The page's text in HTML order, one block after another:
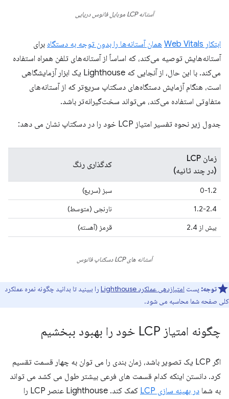
آستانه LCP موبایل فانوس دریایی
ابتکار Web Vitals همان آستانه‌ها را بدون توجه به دستگاه برای
آستانه‌هایش توصیه می‌کند، که اساساً از آستانه‌های تلفن همراه استفاده
می‌کند. با این حال، از آنجایی که Lighthouse یک ابزار آزمایشگاهی
است، هنگام آزمایش دستگاه‌های دسکتاپ سریع‌تر که از آستانه‌های
متفاوتی استفاده می‌کند، می‌تواند سخت‌گیرانه‌تر باشد.
جدول زیر نحوه تفسیر امتیاز LCP خود را در دسکتاپ نشان می دهد:
زمان LCP
(در چند ثانیه)
کدگذاری رنگ
0-1.2
سبز (سریع)
1.2-2.4
نارنجی (متوسط)
بیش از 2.4
قرمز (آهسته)
آستانه های LCP دسکتاپ فانوس
توجه: پست امتیازدهی عملکرد Lighthouse
را ببینید تا بدانید چگونه نمره عملکرد
کلی صفحه شما محاسبه می شود.
چگونه امتیاز LCP خود را بهبود ببخشیم
اگر LCP یک تصویر باشد، زمان بندی را می توان به چهار قسمت تقسیم
کرد. دانستن اینکه کدام قسمت های فرعی بیشتر طول می کشد می تواند
به شما در بهینه سازی LCP
کمک کند. Lighthouse عنصر LCP را